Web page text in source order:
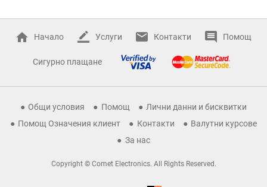
Начало Услуги Контакти Помощ
Сигурно плащане
Общи условия Помощ
Лични данни и бисквитки
Помощ Означения клиент
Контакти
Валутни курсове
За нас
Copyright © Comet Electronics. All Rights Reserved.